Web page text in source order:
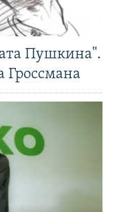
Пушкина".
Гроссмана